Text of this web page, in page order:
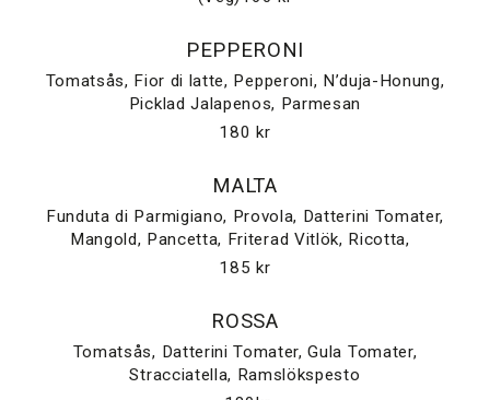
PEPPERONI
Tomatsås, Fior di latte, Pepperoni, N’duja-Honung,
Picklad Jalapenos, Parmesan
180 kr
MALTA
Funduta di Parmigiano, Provola, Datterini Tomater,
Mangold, Pancetta, Friterad Vitlök, Ricotta,
185 kr
ROSSA
Tomatsås, Datterini Tomater, Gula Tomater,
Stracciatella, Ramslökspesto